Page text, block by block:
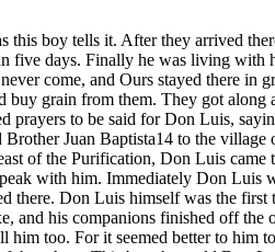
boy tells it. After they arrived
five days. Finally he was living
come, and Ours stayed there in
grain from them. They got
prayers to be said for Don Luis,
Juan Baptista14 to the
of the Purification, Don Luis
with him. Immediately Don Luis
there. Don Luis himself was the
his companions finished off
him too. For it seemed better to